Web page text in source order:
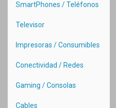
SmartPhones / Teléfonos
Televisor
Impresoras / Consumibles
Conectividad / Redes
Gaming / Consolas
Cables